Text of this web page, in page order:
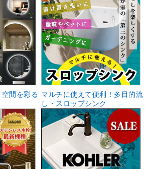
間を彩る マルチに使えて便利！多目的流
し・スロップシンク